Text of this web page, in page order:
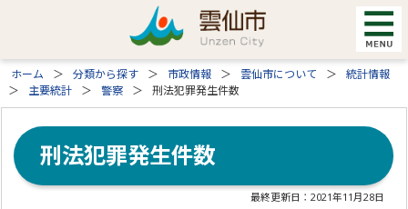
ホーム 分類から探す 市政情報 雲仙市について
統計情報
主要統計
警察 刑法犯罪発生件数
刑法犯罪発生件数
最終更新日：2021年11月28日